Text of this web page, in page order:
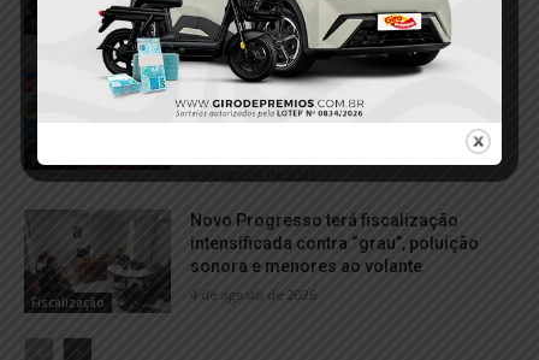
7 de agosto de 2026
Aveiro
Dois homens são conduzidos à
delegacia por suspeita de fornecer
bebida alcoólica a adolescentes em
Fiscalização
Novo Progresso terá fiscalização
intensificada contra “grau”, poluição
sonora e menores ao volante
4 de agosto de 2026